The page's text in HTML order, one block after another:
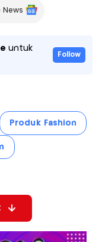
News
untuk
Follow
Produk Fashion